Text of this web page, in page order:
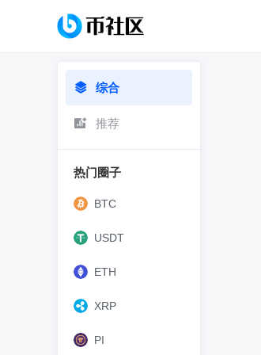
综合
推荐
热门圈子
BTC
USDT
ETH
XRP
PI